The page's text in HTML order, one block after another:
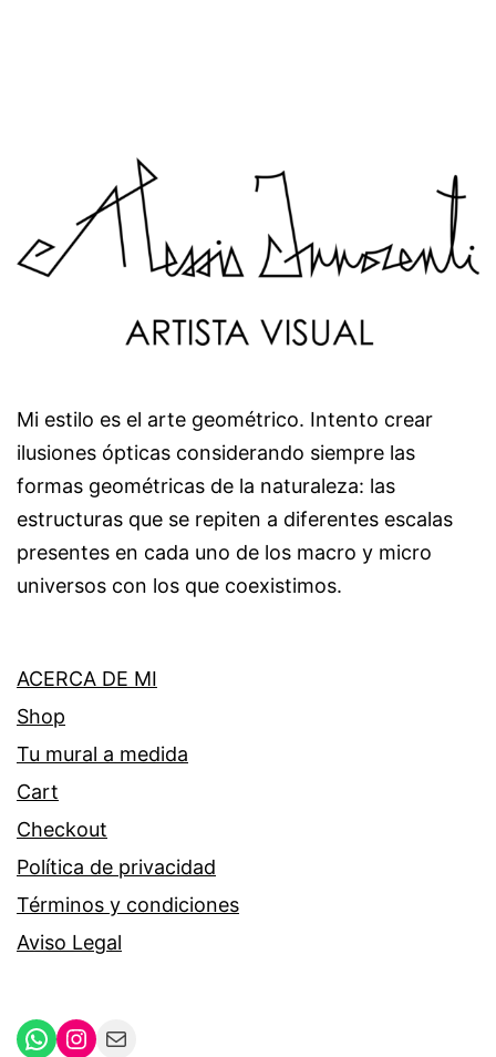
Mi estilo es el arte geométrico. Intento crear
ilusiones ópticas considerando siempre las
formas geométricas de la naturaleza: las
estructuras que se repiten a diferentes escalas
presentes en cada uno de los macro y micro
universos con los que coexistimos.
ACERCA DE MI
Shop
Tu mural a medida
Cart
Checkout
Política de privacidad
Términos y condiciones
Aviso Legal
WhatsApp
Instagram
Mail